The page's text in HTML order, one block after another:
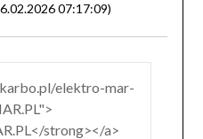
07:17:09)